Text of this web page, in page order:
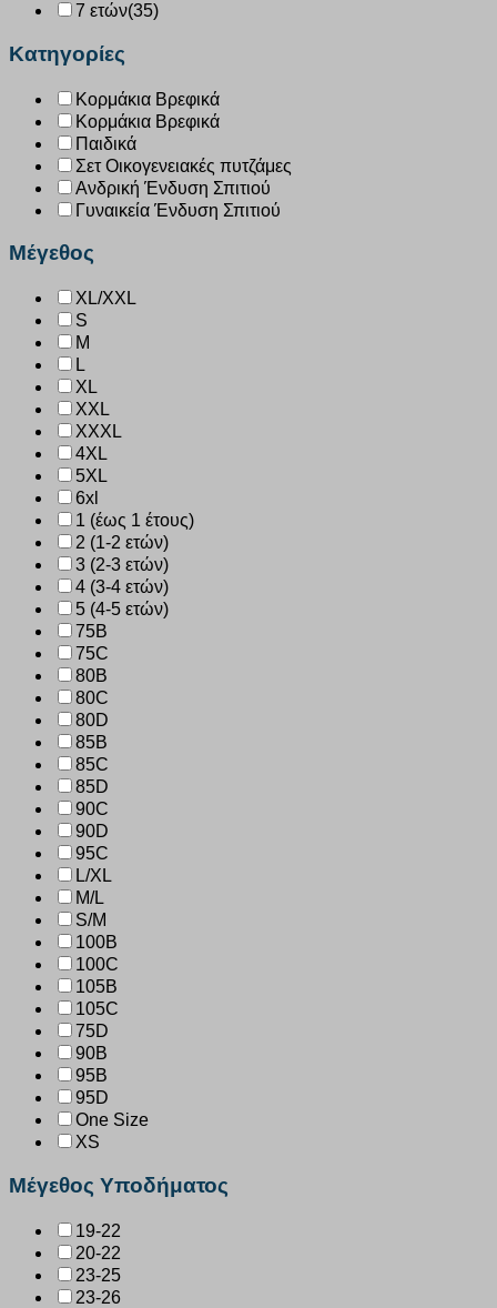
7 ετών(35)
Κατηγορίες
Κορμάκια Βρεφικά
Κορμάκια Βρεφικά
Παιδικά
Σετ Οικογενειακές πυτζάμες
Ανδρική Ένδυση Σπιτιού
Γυναικεία Ένδυση Σπιτιού
Μέγεθος
XL/XXL
S
M
L
XL
XXL
XXXL
4XL
5XL
6xl
1 (έως 1 έτους)
2 (1-2 ετών)
3 (2-3 ετών)
4 (3-4 ετών)
5 (4-5 ετών)
75B
75C
80B
80C
80D
85B
85C
85D
90C
90D
95C
L/XL
M/L
S/M
100B
100C
105B
105C
75D
90B
95B
95D
One Size
XS
Μέγεθος Υποδήματος
19-22
20-22
23-25
23-26